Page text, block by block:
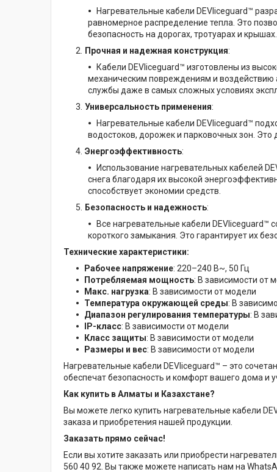
Нагревательные кабели DEVIiceguard™
равномерное распределение тепла. Это
безопасность на дорогах, тротуарах и крышах.
Прочная и надежная конструкция:
Кабели DEVIiceguard™ изготовлены из
механическим повреждениям и воздействию
службы даже в самых сложных условиях
Универсальность применения:
Нагревательные кабели DEVIiceguard™
водостоков, дорожек и парковочных зон.
Энергоэффективность:
Использование нагревательных кабелей
снега благодаря их высокой
способствует экономии средств.
Безопасность и надежность:
Все нагревательные кабели DEVIiceguard™
короткого замыкания. Это гарантирует их
Технические характеристики:
Рабочее напряжение: 220–240 В~, 50 Гц
Потребляемая мощность: В зависимости от
Макс. нагрузка: В зависимости от модели
Температура окружающей среды: В
Диапазон регулирования температуры: В
IP-класс: В зависимости от модели
Класс защиты: В зависимости от модели
Размеры и вес: В зависимости от модели
Нагревательные кабели DEVIiceguard™ – это
обеспечат безопасность и комфорт вашего дома и
Как купить в Алматы и Казахстане?
Вы можете легко купить нагревательные кабели
заказа и приобретения нашей продукции.
Заказать прямо сейчас!
Если вы хотите заказать или приобрести
560 40 92. Вы также можете написать нам на